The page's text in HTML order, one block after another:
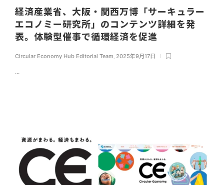
経済産業省、大阪・関西万博「サーキュラー
エコノミー研究所」のコンテンツ詳細を発
表。体験型催事で循環経済を促進
Circular Economy Hub Editorial Team 2025年9月17日
...